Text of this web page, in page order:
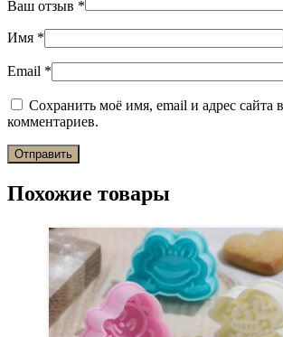
Ваш отзыв *
Имя *
Email *
Сохранить моё имя, email и адрес
комментариев.
Похожие товары